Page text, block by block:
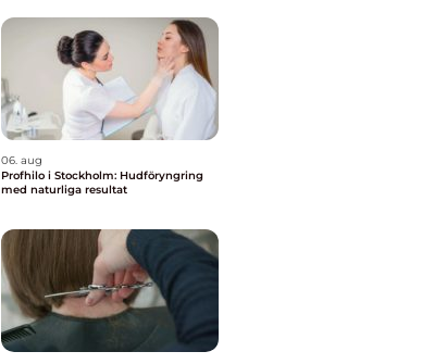
06. aug
Profhilo i Stockholm: Hudföryngring
med naturliga resultat